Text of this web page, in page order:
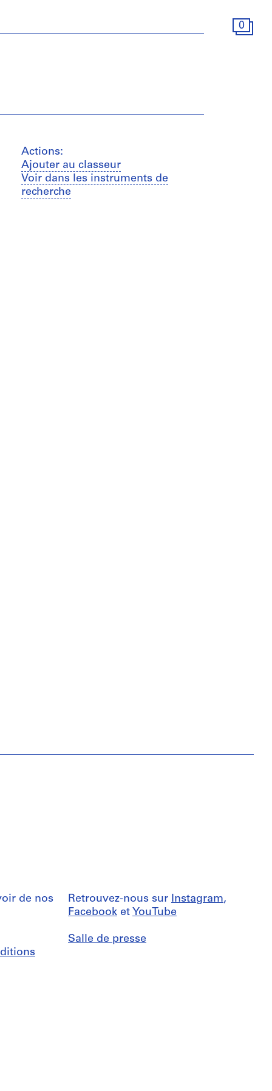
0
Actions:
Ajouter au classeur
Voir dans les instruments de
recherche
de nos
Retrouvez-nous sur Instagram,
Facebook et YouTube
Salle de presse